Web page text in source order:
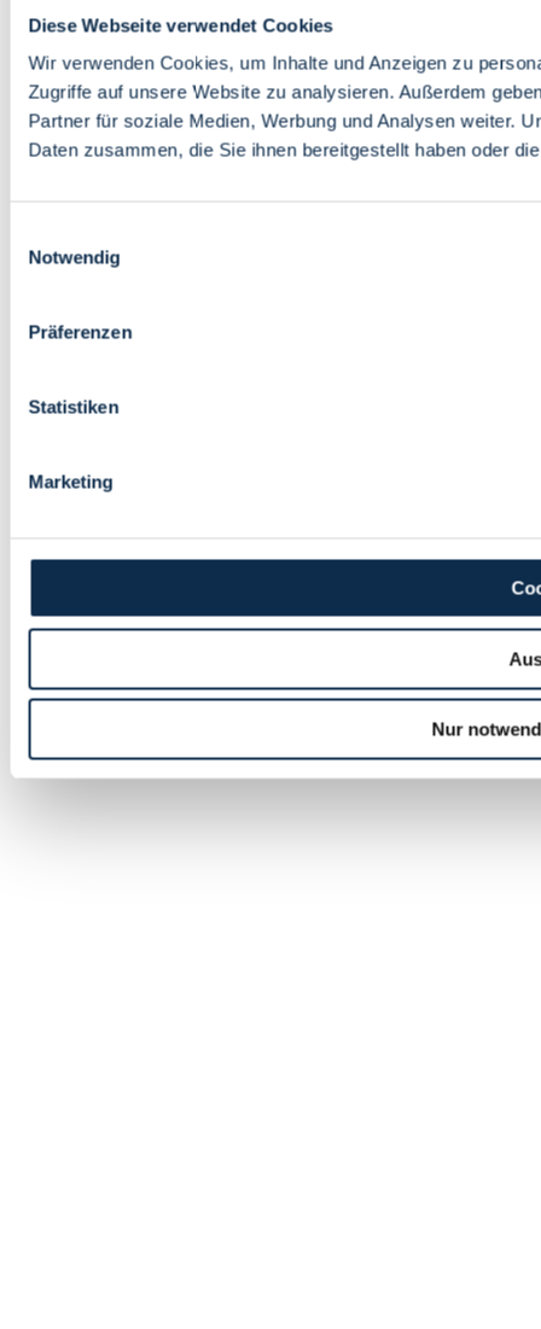
Diese Webseite verwendet Cookies
Wir verwenden Cookies, um Inhalte und Anzeigen zu
Zugriffe auf unsere Website zu analysieren. Außerdem
Partner für soziale Medien, Werbung und Analysen weiter.
Daten zusammen, die Sie ihnen bereitgestellt haben oder
Notwendig
Präferenzen
Statistiken
Marketing
Nur